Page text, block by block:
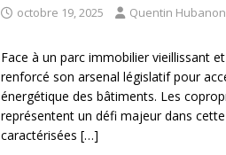
octobre 19, 2025 Quentin Hubanon
Face à un parc immobilier vieillissant
renforcé son arsenal législatif pour
énergétique des bâtiments. Les
représentent un défi majeur dans
caractérisées […]